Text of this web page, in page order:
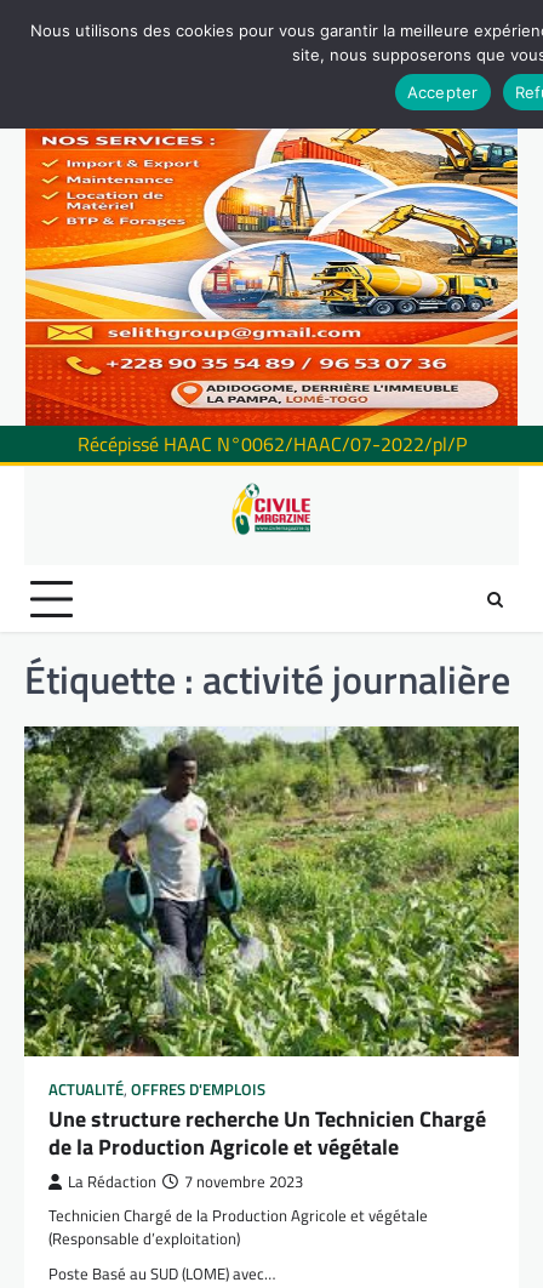
Récépissé HAAC N°0062/HAAC/07-2022/pl/P
Étiquette : activité journalière
ACTUALITÉ, OFFRES D'EMPLOIS
Une structure recherche Un Technicien Chargé
de la Production Agricole et végétale
La Rédaction 7 novembre 2023
Technicien Chargé de la Production Agricole et végétale
(Responsable d’exploitation)
Poste Basé au SUD (LOME) avec…
Nous utilisons des cookies pour vous garantir la meilleure
site, nous supposerons que
Accepter